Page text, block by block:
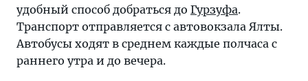
удобный способ добраться до Гурзуфа.
Транспорт отправляется с автовокзала Ялты.
Автобусы ходят в среднем каждые полчаса с
раннего утра и до вечера.